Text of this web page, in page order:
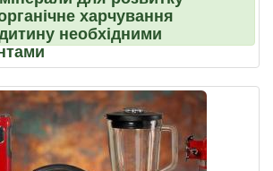
харчування
необхідними